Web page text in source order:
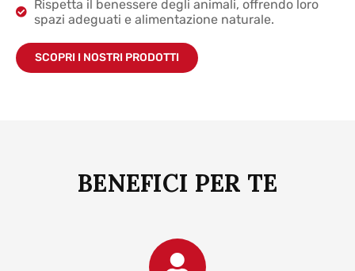
Rispetta il benessere degli animali, offrendo loro
spazi adeguati e alimentazione naturale.
SCOPRI I NOSTRI PRODOTTI
BENEFICI PER TE